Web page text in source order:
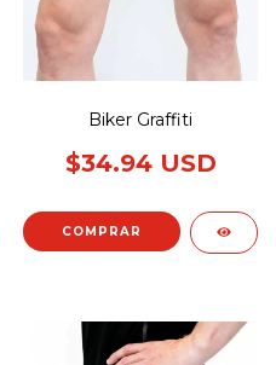
Biker Graffiti
$34.94 USD
COMPRAR